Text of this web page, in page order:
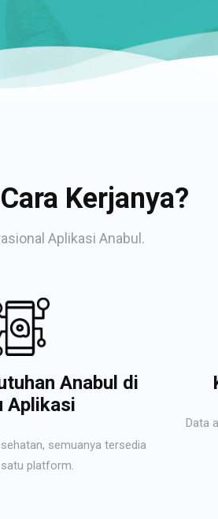
Kerjanya?
Aplikasi Anabul.
Anabul di
Aplikasi
semuanya tersedia
platform.
Data